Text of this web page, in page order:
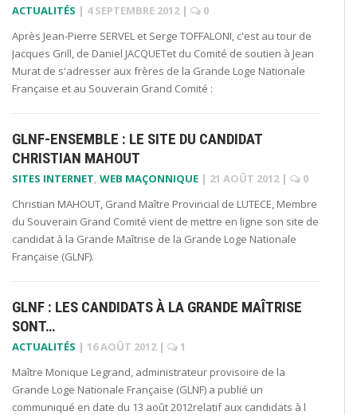
ACTUALITÉS | 4 SEPTEMBRE 2012 |
0
Après Jean-Pierre SERVEL et Serge TOFFALONI, c'est au tour de
Jacques Grill, de Daniel JACQUETet du Comité de soutien à Jean
Murat de s'adresser aux frères de la Grande Loge Nationale
Française et au Souverain Grand Comité :
GLNF-ENSEMBLE : LE SITE DU CANDIDAT
CHRISTIAN MAHOUT
SITES INTERNET, WEB MAÇONNIQUE | 21 AOÛT 2012 |
0
Christian MAHOUT, Grand Maître Provincial de LUTECE, Membre
du Souverain Grand Comité vient de mettre en ligne son site de
candidat à la Grande Maîtrise de la Grande Loge Nationale
Française (GLNF).
GLNF : LES CANDIDATS À LA GRANDE MAÎTRISE
SONT…
ACTUALITÉS | 16 AOÛT 2012 |
1
Maître Monique Legrand, administrateur provisoire de la
Grande Loge Nationale Française (GLNF) a publié un
communiqué en date du 13 août 2012relatif aux candidats à l